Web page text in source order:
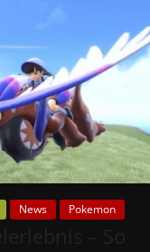
News Pokemon